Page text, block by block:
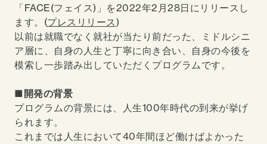
「FACE(フェイス)」を2022年2月28日にリリースし
ます。(プレスリリース)
以前は就職でなく就社が当たり前だった、ミドルシニ
ア層に、自身の人生と丁寧に向き合い、自身の今後を
模索し一歩踏み出していただくプログラムです。
■開発の背景
プログラムの背景には、人生100年時代の到来が挙げ
られます。
これまでは人生において40年間ほど働けばよかった